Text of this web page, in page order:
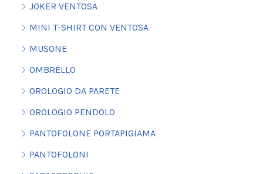
JOKER VENTOSA
MINI T-SHIRT CON VENTOSA
MUSONE
OMBRELLO
OROLOGIO DA PARETE
OROLOGIO PENDOLO
PANTOFOLONE PORTAPIGIAMA
PANTOFOLONI